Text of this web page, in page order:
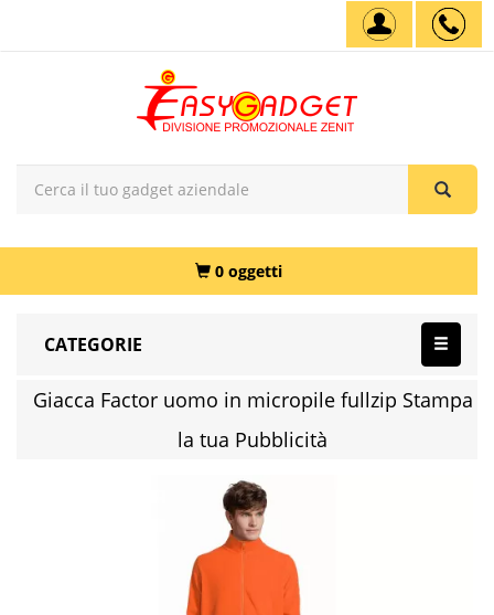
0 oggetti
CATEGORIE
Giacca Factor uomo in micropile fullzip Stampa
la tua Pubblicità